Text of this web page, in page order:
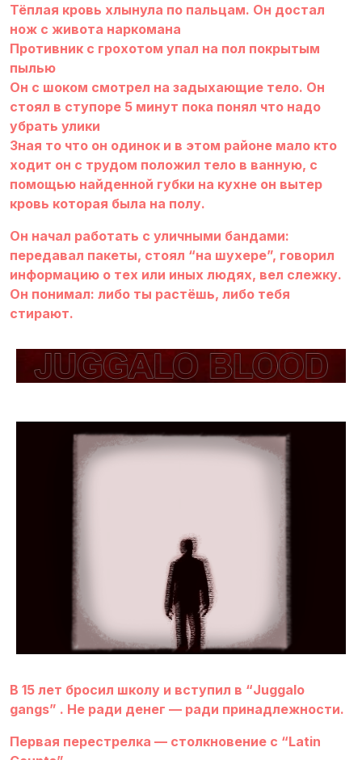
Тёплая кровь хлынула по пальцам. Он достал
нож с живота наркомана
Противник с грохотом упал на пол покрытым
пылью
Он с шоком смотрел на задыхающие тело. Он
стоял в ступоре 5 минут пока понял что надо
убрать улики
Зная то что он одинок и в этом районе мало кто
ходит он с трудом положил тело в ванную, с
помощью найденной губки на кухне он вытер
кровь которая была на полу.
Он начал работать с уличными бандами:
передавал пакеты, стоял “на шухере”, говорил
информацию о тех или иных людях, вел слежку.
Он понимал: либо ты растёшь, либо тебя
стирают.
В 15 лет бросил школу и вступил в “Juggalo
gangs” . Не ради денег — ради принадлежности.
Первая перестрелка — столкновение с “Latin